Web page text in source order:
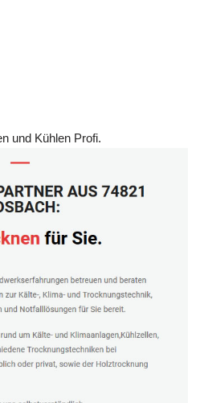
und Kühlen Profi.